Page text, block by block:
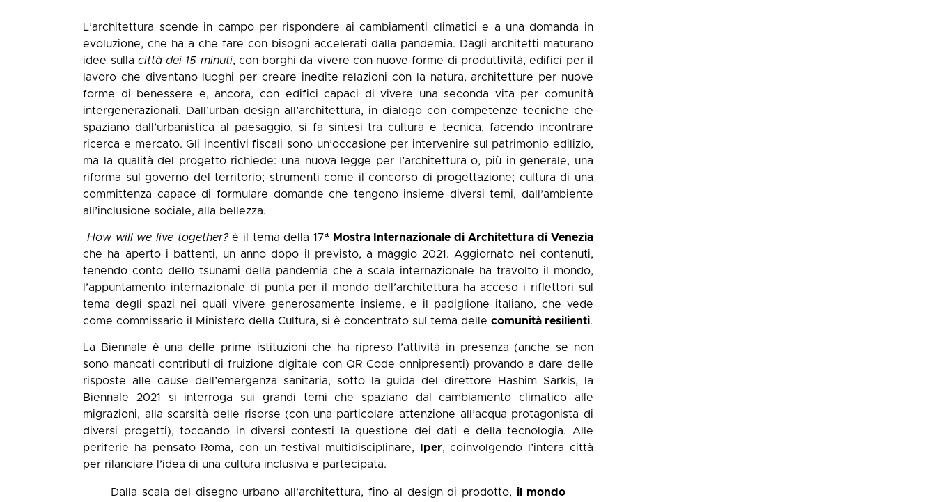
L’architettura scende in campo per rispondere ai cambiamenti climatici e a una domanda in
evoluzione, che ha a che fare con bisogni accelerati dalla pandemia. Dagli architetti maturano
idee sulla città dei 15 minuti, con borghi da vivere con nuove forme di produttività, edifici per il
lavoro che diventano luoghi per creare inedite relazioni con la natura, architetture per nuove
forme di benessere e, ancora, con edifici capaci di vivere una seconda vita per comunità
intergenerazionali. Dall’urban design all’architettura, in dialogo con competenze tecniche che
spaziano dall’urbanistica al paesaggio, si fa sintesi tra cultura e tecnica, facendo incontrare
ricerca e mercato. Gli incentivi fiscali sono un’occasione per intervenire sul patrimonio edilizio,
ma la qualità del progetto richiede: una nuova legge per l’architettura o, più in generale, una
riforma sul governo del territorio; strumenti come il concorso di progettazione; cultura di una
committenza capace di formulare domande che tengono insieme diversi temi, dall’ambiente
all’inclusione sociale, alla bellezza.
How will we live together?è il tema della 17ª Mostra Internazionale di Architettura di Venezia
che ha aperto i battenti, un anno dopo il previsto, a maggio 2021. Aggiornato nei contenuti,
tenendo conto dello tsunami della pandemia che a scala internazionale ha travolto il mondo,
l’appuntamento internazionale di punta per il mondo dell’architettura ha acceso i riflettori sul
tema degli spazi nei quali vivere generosamente insieme, e il padiglione italiano, che vede
come commissario il Ministero della Cultura, si è concentrato sul tema dellecomunità resilienti.
La Biennale è una delle prime istituzioni che ha ripreso l’attività in presenza (anche se non
sono mancati contributi di fruizione digitale con QR Code onnipresenti) provando a dare delle
risposte alle cause dell’emergenza sanitaria, sotto la guida del direttore Hashim Sarkis, la
Biennale 2021 si interroga sui grandi temi che spaziano dal cambiamento climatico alle
migrazioni, alla scarsità delle risorse (con una particolare attenzione all’acqua protagonista di
diversi progetti), toccando in diversi contesti la questione dei dati e della tecnologia. Alle
periferie ha pensato Roma, con un festival multidisciplinare,
Iper, coinvolgendo l’intera città
per rilanciare l’idea di una cultura inclusiva e partecipata.
Dalla scala del disegno urbano all’architettura, fino al design di prodotto, il mondo